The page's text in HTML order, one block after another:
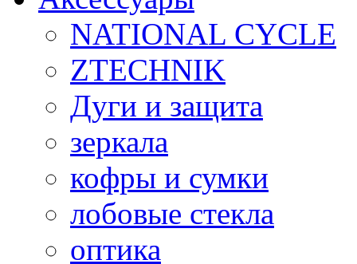
NATIONAL CYCLE
ZTECHNIK
Дуги и защита
зеркала
кофры и сумки
лобовые стекла
оптика